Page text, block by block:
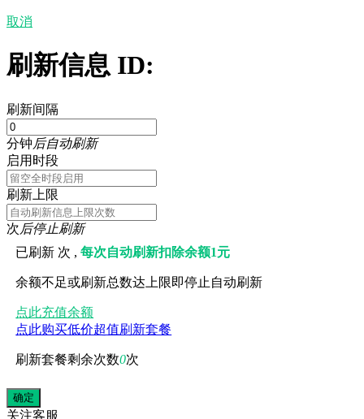
取消
刷新信息 ID:
刷新间隔
分钟后自动刷新
启用时段
刷新上限
次后停止刷新
已刷新 次 ,每次自动刷新扣除余额1元
余额不足或刷新总数达上限即停止自动刷新
点此充值余额
点此购买低价超值刷新套餐
刷新套餐剩余次数0次
关注客服